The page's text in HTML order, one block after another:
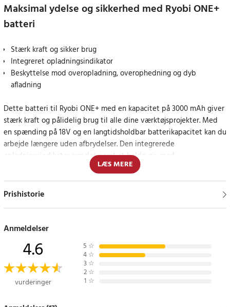
Maksimal ydelse og sikkerhed med Ryobi ONE+
batteri
Stærk kraft og sikker brug
Integreret opladningsindikator
Beskyttelse mod overopladning, overophedning og dyb
afladning
Dette batteri til Ryobi ONE+ med en kapacitet på 3000 mAh giver
stærk kraft og pålidelig brug til alle dine værktøjsprojekter. Med
en spænding på 18V og en langtidsholdbar batterikapacitet kan du
arbejde længere uden afbrydelser. Den integrerede
opladningsindikator gør det nemt at holde øje med
batteriniveauet, og sikkerhedsfunktionerne beskytter mod
overopladning, overophedning og dyb afladning, hvilket sikrer lang
levetid og sikker drift.
driftstid mellem opladningerne, hvilket gør det ideelt til større
projekter og intensiv brug. Du får mere tid til at fokusere på
arbejdet og mindre tid til at oplade batteriet.
LÆS MERE
Prishistorie
Anmeldelser
4.6
vurderinger
5 ☆
4 ☆
3 ☆
2 ☆
1 ☆